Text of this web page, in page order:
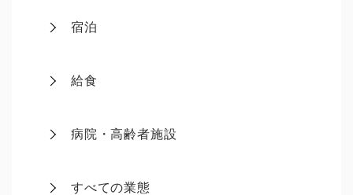
宿泊
給食
病院・高齢者施設
すべての業態